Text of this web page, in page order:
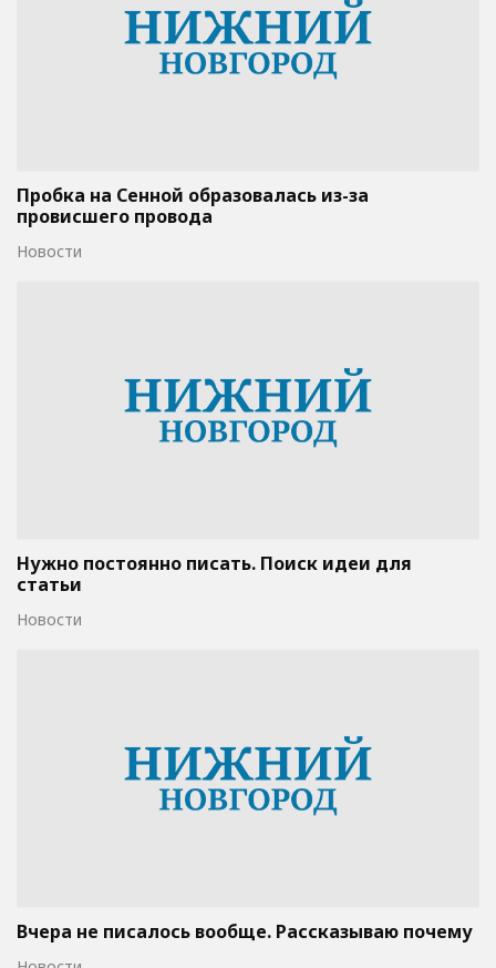
Пробка на Сенной образовалась из-за
провисшего провода
Новости
Нужно постоянно писать. Поиск идеи для
статьи
Новости
Вчера не писалось вообще. Рассказываю почему